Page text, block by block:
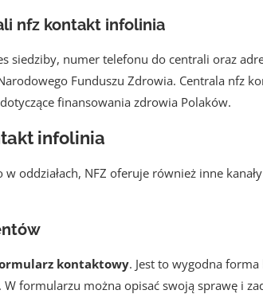
nfz kontakt infolinia
siedziby, numer telefonu do centrali oraz
Funduszu Zdrowia. Centrala nfz
finansowania zdrowia Polaków.
infolinia
oddziałach, NFZ oferuje również inne
kontaktowy. Jest to wygodna
formularzu można opisać swoją sprawę i